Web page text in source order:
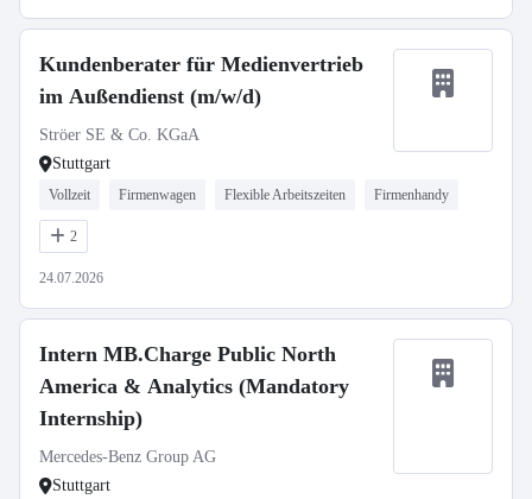
Kundenberater für Medienvertrieb
im Außendienst (m/w/d)
Ströer SE & Co. KGaA
Stuttgart
Vollzeit Firmenwagen Flexible Arbeitszeiten Firmenhandy
2
24.07.2026
Intern MB.Charge Public North
America & Analytics (Mandatory
Internship)
Mercedes-Benz Group AG
Stuttgart